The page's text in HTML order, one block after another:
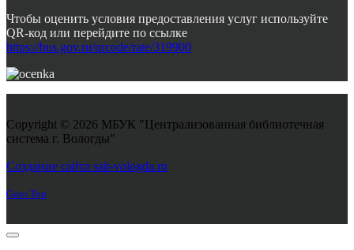
Чтобы оценить условия предоставления услуг используйте
QR-код или перейдите по ссылке
https://bus.gov.ru/qrcode/rate/319900
Copyright © 2026 МБУК "Централизованная библиотечная
система г. Вологды"
Создание сайта sait-vologda.ru
Goto Top